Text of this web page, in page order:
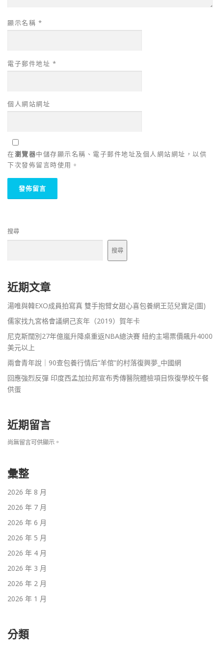
顯示名稱 *
電子郵件地址 *
個人網站網址
在瀏覽器中儲存顯示名稱、電子郵件地址及個人網站網址，以供
下次發佈留言時使用。
搜尋
搜尋
近期文章
湯唯與韓EXO成員拍寫真 雙手抱臂女甜心喜包養網王范兒實足(圖)
儒家找九宮格會議網己亥年（2019）賀年卡
尼克斯闊別27年億嵐升降桌重返NBA總決賽 紐約主場票價飆升4000
美元以上
兩會青年說｜90查包養行情后“羊倌”的村落復興夢_中國網
回應強烈反彈 印度西孟加拉邦宣布秀傳醫院體檢項目恢復學校午餐
供蛋
近期留言
尚無留言可供顯示。
彙整
2026 年 8 月
2026 年 7 月
2026 年 6 月
2026 年 5 月
2026 年 4 月
2026 年 3 月
2026 年 2 月
2026 年 1 月
分類